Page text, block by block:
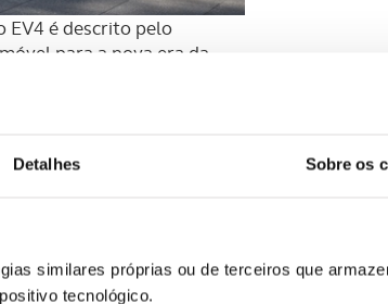
Detalhes Sobre os
similares próprias ou de terceiros que
tecnológico.
EV4 é descrito pelo
para a nova era da